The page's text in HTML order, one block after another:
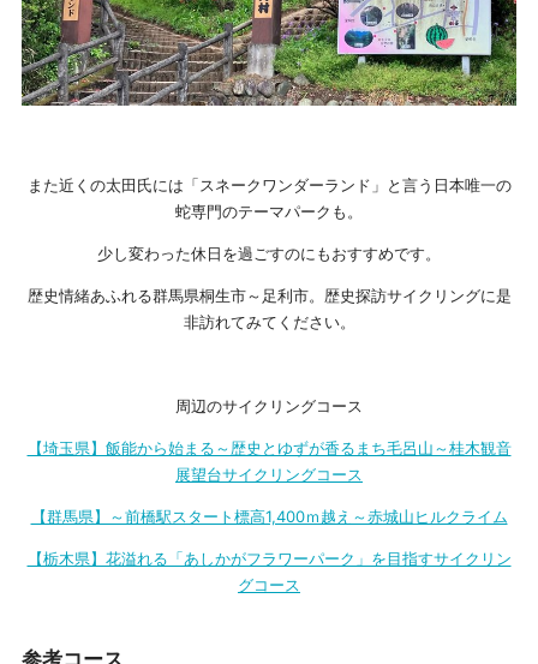
また近くの太田氏には「スネークワンダーランド」と言う日本唯一の
蛇専門のテーマパークも。
少し変わった休日を過ごすのにもおすすめです。
歴史情緒あふれる群馬県桐生市～足利市。歴史探訪サイクリングに是
非訪れてみてください。
周辺のサイクリングコース
【埼玉県】飯能から始まる～歴史とゆずが香るまち毛呂山～桂木観音
展望台サイクリングコース
【群馬県】～前橋駅スタート標高1,400ｍ越え～赤城山ヒルクライム
【栃木県】花溢れる「あしかがフラワーパーク」を目指すサイクリン
グコース
参考コース